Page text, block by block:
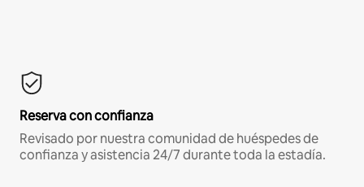
Reserva con confianza
Revisado por nuestra comunidad de huéspedes de
confianza y asistencia 24/7 durante toda la estadía.